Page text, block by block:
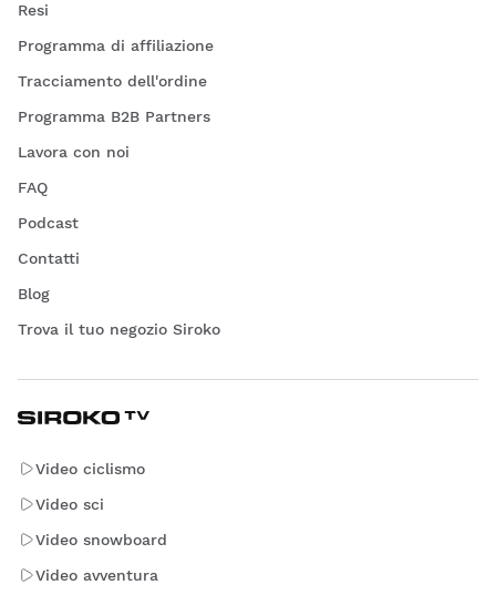
Resi
Programma di affiliazione
Tracciamento dell'ordine
Programma B2B Partners
Lavora con noi
FAQ
Podcast
Contatti
Blog
Trova il tuo negozio Siroko
Video ciclismo
Video sci
Video snowboard
Video avventura